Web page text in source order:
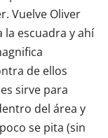
Vuelve Oliver
escuadra y ahí
de ellos
sirve para
del área y
se pita (sin